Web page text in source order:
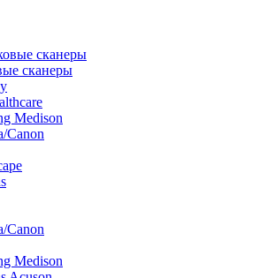
сканеры
Medison
Canon
Canon
Medison